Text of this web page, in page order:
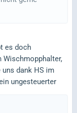
es doch
Wischmopphalter,
dank HS im
ungesteuerter